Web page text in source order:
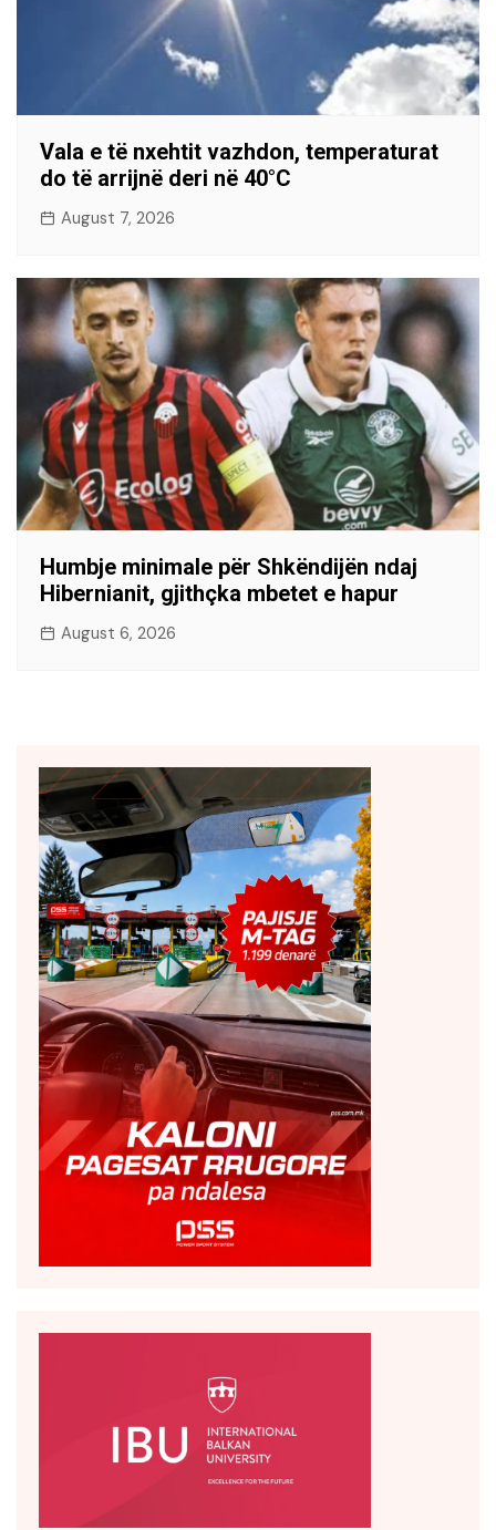
Vala e të nxehtit vazhdon, temperaturat
do të arrijnë deri në 40°C
August 7, 2026
Humbje minimale për Shkëndijën ndaj
Hibernianit, gjithçka mbetet e hapur
August 6, 2026